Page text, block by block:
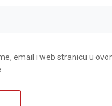
email i web stranicu u